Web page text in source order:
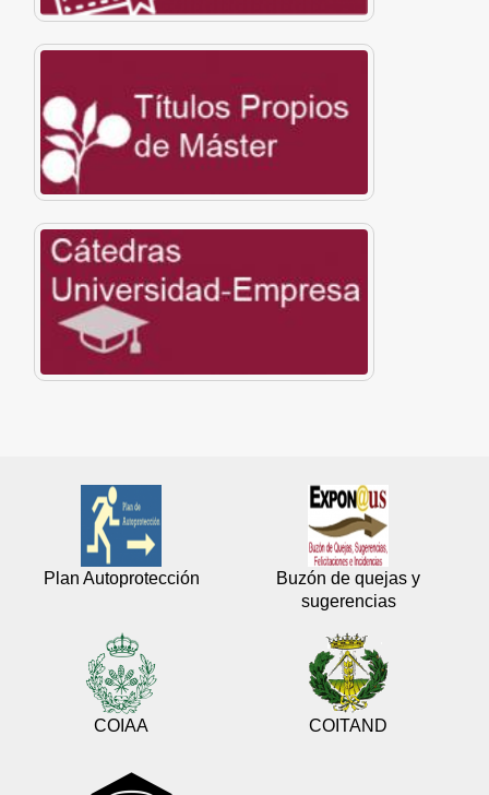
Plan Autoprotección
Buzón de quejas y
sugerencias
COIAA COITAND